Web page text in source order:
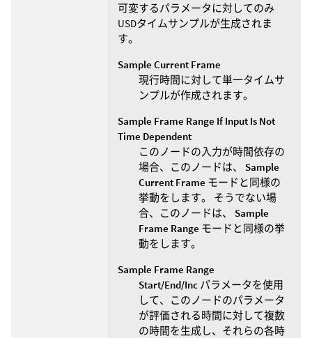
可変するパラメータに対してのみ
USDタイムサンプルが生成されま
す。
Sample Current Frame
現行時間に対して単一タイムサ
ンプルが作成されます。
Sample Frame Range If Input Is Not
Time Dependent
このノードの入力が時間依存の
場合、このノードは、 Sample
Current Frame モードと同様の
挙動をします。 そうでない場
合、このノードは、 Sample
Frame Range モードと同様の挙
動をします。
Sample Frame Range
Start/End/Inc パラメータを使用
して、このノードのパラメータ
が評価される時間に対して複数
の時間を生成し、それらの各時